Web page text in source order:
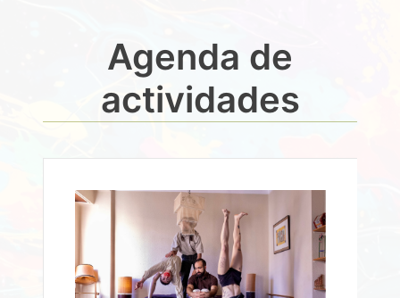
Agenda de
actividades